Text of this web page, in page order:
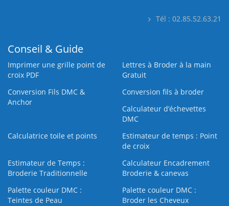
Tél : 02.85.52.63.21
Conseil & Guide
Imprimer une grille point de
croix PDF
Lettres à Broder à la main
Gratuit
Conversion Fils DMC &
Anchor
Conversion fils à broder
Calculateur d’échevettes
DMC
Calculatrice toile et points
Estimateur de temps : Point
de croix
Estimateur de Temps :
Broderie Traditionnelle
Calculateur Encadrement
Broderie & canevas
Palette couleur DMC :
Teintes de Peau
Palette couleur DMC :
Broder les Cheveux